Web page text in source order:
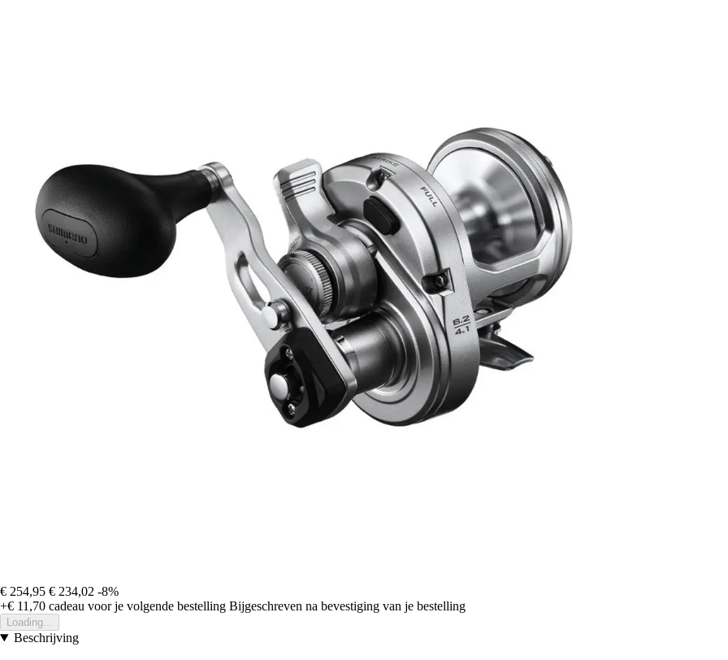
€ 254,95 € 234,02 -8%
+€ 11,70 cadeau voor je volgende bestelling Bijgeschreven na bevestiging van je bestelling
Loading...
Beschrijving